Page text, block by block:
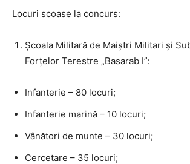
Locuri scoase la concurs:
Școala Militară de Maiștri Militari și
Forțelor Terestre „Basarab I”:
Infanterie – 80 locuri;
Infanterie marină – 10 locuri;
Vânători de munte – 30 locuri;
Cercetare – 35 locuri;